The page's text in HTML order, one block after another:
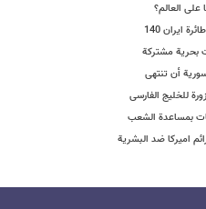
العالم؟
ایران 140
بحریة مشترکة
أن تنتهی
للخلیج الفارسی
بمساعدة الشعب
امیرکا ضد البشریة